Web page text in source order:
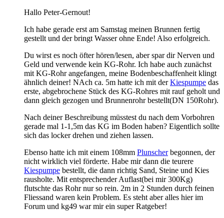
Hallo Peter-Gernout!
Ich habe gerade erst am Samstag meinen Brunnen fertig
gestellt und der bringt Wasser ohne Ende! Also erfolgreich.
Du wirst es noch öfter hören/lesen, aber spar dir Nerven und
Geld und verwende kein KG-Rohr. Ich habe auch zunächst
mit KG-Rohr angefangen, meine Bodenbeschaffenheit klingt
ähnlich deiner! NAch ca. 5m hatte ich mit derKiespumpe das
erste, abgebrochene Stück des KG-Rohres mit rauf geholt und
dann gleich gezogen und Brunnenrohr bestellt(DN 150Rohr).
Nach deiner Beschreibung müsstest du nach dem Vorbohren
gerade mal 1-1,5m das KG im Boden haben? Eigentlich sollte
sich das locker drehen und ziehen lassen.
Ebenso hatte ich mit einem 108mm Plunscherbegonnen, der
nicht wirklich viel förderte. Habe mir dann die teurere
Kiespumpe bestellt, die dann richtig Sand, Steine und Kies
rausholte. Mit entsprechender Auflast(bei mir 300Kg)
flutschte das Rohr nur so rein. 2m in 2 Stunden durch feinen
Fliessand waren kein Problem. Es steht aber alles hier im
Forum und kg49 war mir ein super Ratgeber!